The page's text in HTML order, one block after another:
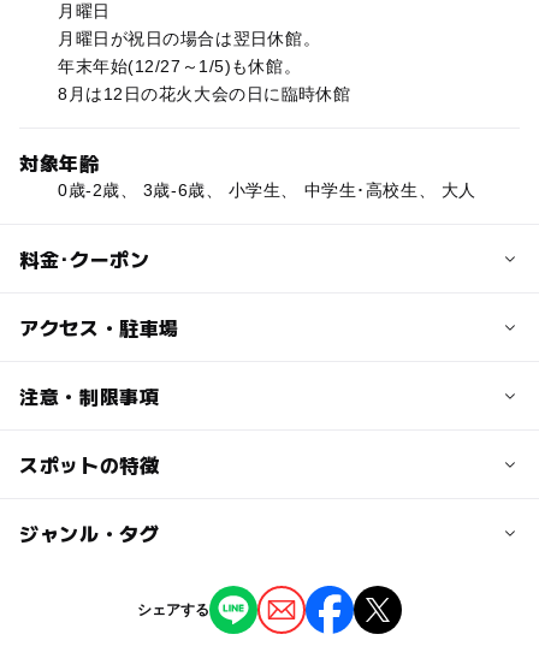
月曜日
月曜日が祝日の場合は翌日休館。
年末年始(12/27～1/5)も休館。
8月は12日の花火大会の日に臨時休館
対象年齢
0歳-2歳、 3歳-6歳、 小学生、 中学生･高校生、 大人
料金･クーポン
子供の料金
大人の料金
320円
アクセス・駐車場
交通アクセス
●車
注意・制限事項
防災（消防・地震・災害）を学ぶ：〇
ロボットを学ぶ：〇
幼児向け体験イベントあり：〇
小学生向け体験イベントあり：〇
スポットの特徴
駐車場あり ◯
ー 託児所
ジャンル・タグ
シェアする